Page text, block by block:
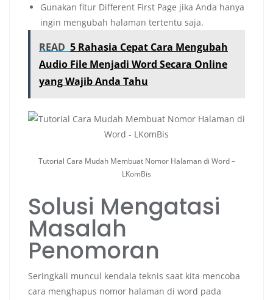
Gunakan fitur Different First Page jika Anda hanya
ingin mengubah halaman tertentu saja.
READ 5 Rahasia Cepat Cara Mengubah
Audio File Menjadi Word Secara Online
yang Wajib Anda Tahu
Tutorial Cara Mudah Membuat Nomor Halaman di Word –
LKomBis
Solusi Mengatasi
Masalah
Penomoran
Seringkali muncul kendala teknis saat kita mencoba
cara menghapus nomor halaman di word pada